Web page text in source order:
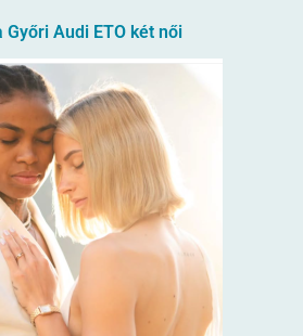
Audi ETO két női